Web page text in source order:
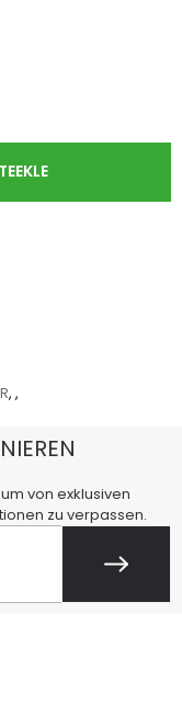
, ,
von exklusiven
zu verpassen.